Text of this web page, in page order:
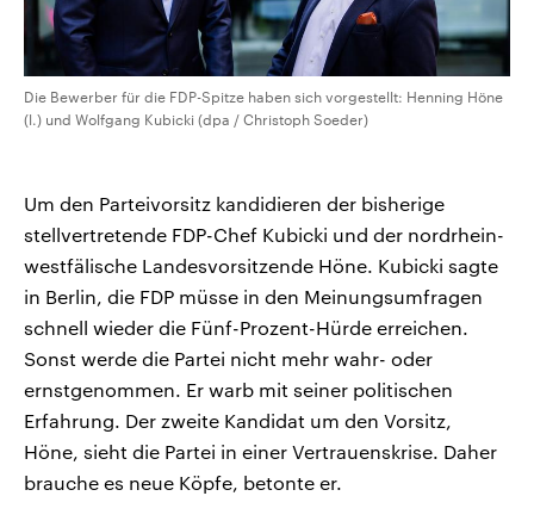
Die Bewerber für die FDP-Spitze haben sich vorgestellt: Henning Höne
(l.) und Wolfgang Kubicki (dpa / Christoph Soeder)
Um den Parteivorsitz kandidieren der bisherige
stellvertretende FDP-Chef Kubicki und der nordrhein-
westfälische Landesvorsitzende Höne. Kubicki sagte
in Berlin, die FDP müsse in den Meinungsumfragen
schnell wieder die Fünf-Prozent-Hürde erreichen.
Sonst werde die Partei nicht mehr wahr- oder
ernstgenommen. Er warb mit seiner politischen
Erfahrung. Der zweite Kandidat um den Vorsitz,
Höne, sieht die Partei in einer Vertrauenskrise. Daher
brauche es neue Köpfe, betonte er.